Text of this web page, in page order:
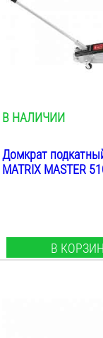
В НАЛИЧИИ
Домкрат
MATRIX MASTER
В